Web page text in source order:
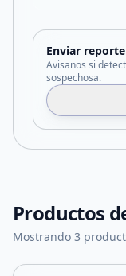
Enviar reporte
Avisanos si
sospechosa.
Productos
Mostrando 3